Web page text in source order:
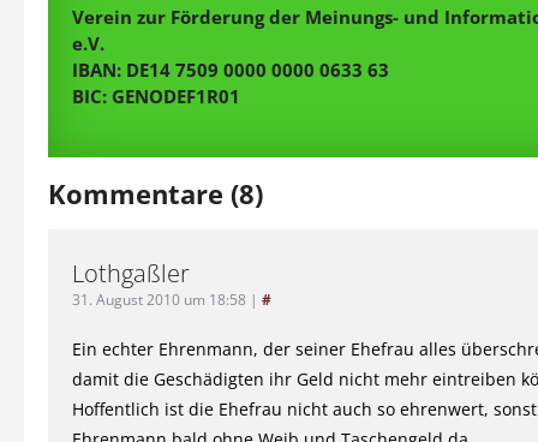
Verein zur Förderung der Meinungs- und
e.V.
IBAN: DE14 7509 0000 0000 0633 63
BIC: GENODEF1R01
Kommentare (8)
Lothgaßler
31. August 2010 um 18:58 | #
Ein echter Ehrenmann, der seiner Ehefrau alles
damit die Geschädigten ihr Geld nicht mehr eintreiben
Hoffentlich ist die Ehefrau nicht auch so ehrenwert,